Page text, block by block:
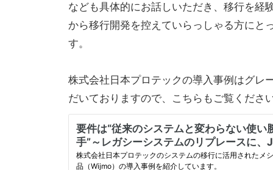
なども具体的にお話しいただき、移行を経
から移行開発を控えていらっしゃる方にと
す。
株式会社日本プロテックの導入事例はグレ
だいておりますので、こちらもご覧くださ